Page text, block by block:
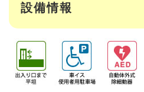
設備情報